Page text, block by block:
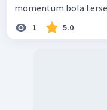
momentum bola
1 5.0